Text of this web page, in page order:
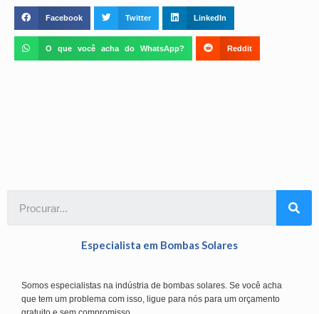
Facebook Twitter LinkedIn
O que você acha do WhatsApp? Reddit
Especialista em Bombas Solares
Somos especialistas na indústria de bombas solares. Se você acha
que tem um problema com isso, ligue para nós para um orçamento